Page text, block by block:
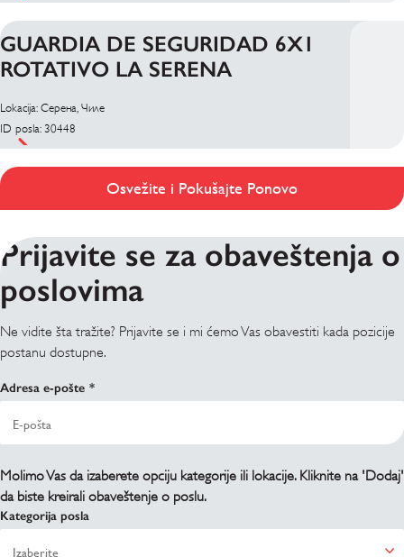
GUARDIA DE SEGURIDAD 6X1
ROTATIVO LA SERENA
Lokacija: Серена, Чиле
ID posla: 30448
Osvežite i Pokušajte Ponovo
Prijavite se za obaveštenja o
poslovima
Ne vidite šta tražite? Prijavite se i mi ćemo Vas obavestiti kada pozicije
postanu dostupne.
Adresa e-pošte
Molimo Vas da izaberete opciju kategorije ili lokacije. Kliknite na 'Dodaj'
da biste kreirali obaveštenje o poslu.
Kategorija posla